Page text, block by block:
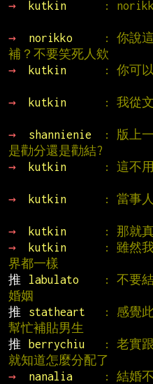
→ kutkin
:
→
norikko
: 你說
補？不要笑死人欸
→
kutkin
: 你可
→
kutkin
: 我從
→
shannienie
: 版上
是勸分還是勸結?
→
kutkin
: 這不
→
kutkin
: 當事
→
kutkin : 那就
→
kutkin
: 雖然
界都一樣
推
labulato
: 不要
婚姻
推
statheart
: 感覺
幫忙補貼男生
推
berrychiu
: 老實
就知道怎麼分配了
→
nanalia
: 結婚